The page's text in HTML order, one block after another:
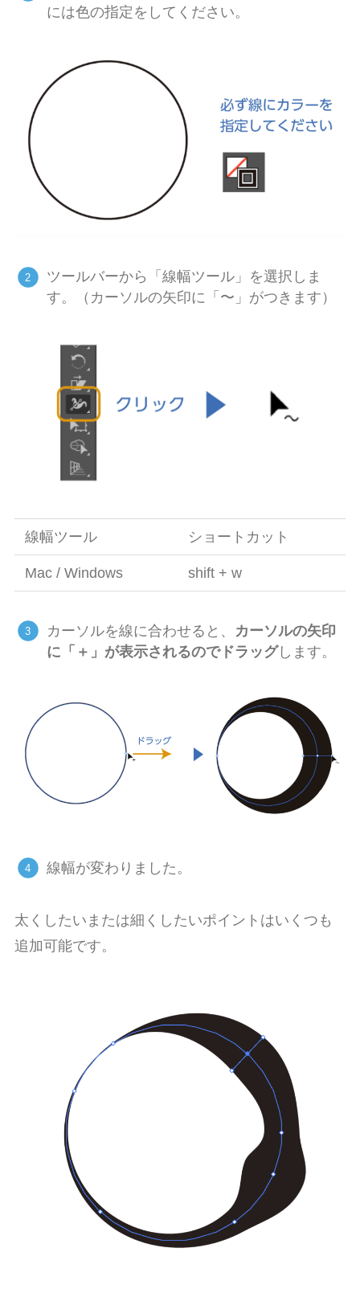
には色の指定をしてください。
ツールバーから「線幅ツール」を選択しま
す。（カーソルの矢印に「〜」がつきます）
線幅ツール ショートカット
Mac / Windows shift +w
カーソルを線に合わせると、 カーソルの矢印
に「＋」が表示されるのでドラッグします。
線幅が変わりました。
太くしたいまたは細くしたいポイントはいくつも
追加可能です。